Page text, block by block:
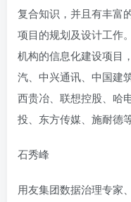
复合知识，并且有丰富
项目的规划及设计工作
机构的信息化建设项目
汽、中兴通讯、中国建
西贵冶、联想控股、哈
投、东方传媒、施耐德等
石秀峰
用友集团数据治理专家